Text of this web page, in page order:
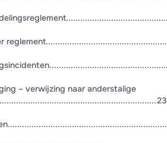
– verwijzing naar anderstalige